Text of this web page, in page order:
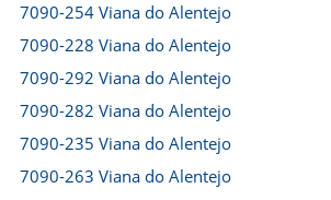
7090-254 Viana do Alentejo
7090-228 Viana do Alentejo
7090-292 Viana do Alentejo
7090-282 Viana do Alentejo
7090-235 Viana do Alentejo
7090-263 Viana do Alentejo